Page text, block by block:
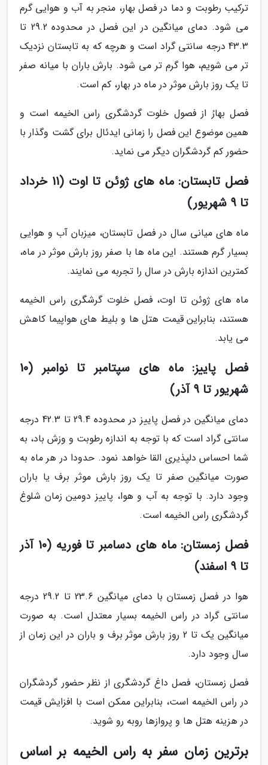
ترکیب رطوبت و دما در فصل بهار، منجر به آب و هوایی گرم
می شود. دمای میانگین در این فصل در محدوده 29.2 تا
43.3 درجه سانتی گراد است و هرچه که به تابستان نزدیک
تر می شویم، هوا گرم تر می شود. بارش باران با میانه صفر
تا یک روز بارش موثر در ماه در بهار، کم است.
فصل بهارُ از فصول خلوت گردشگری راس الخیمه است و
همین موضوع این فصل را زمانی ایدئال برای گشت وگذار با
حضور کم گردشگران دیگر می نماید.
فصل تابستان: ماه های ژوئن تا اوت (11 خرداد
تا 9 شهریور)
ماه های میانی سال در فصل تابستان، میزبان آب و هوایی
بسیار گرم هستند. این ماه ها با صفر روز بارش موثر در ماه،
کمترین اندازه بارش در سال را تجربه می نمایند.
ماه های ژوئن تا اوت، فصل خلوت گرشگری راس الخیمه
هستند، بنابراین قیمت هتل ها و بلیط های هواپیما کاهش
می یابد.
فصل پاییز: ماه های سپتامبر تا نوامبر (10
شهریور تا 9 آذر)
دمای میانگین در فصل پاییز در محدوده 29.4 تا 42.3 درجه
سانتی گراد است که با توجه به اندازه رطوبت و وزش باد، به
شما احساس دلپذیری القا خواهد نمود. حدودا در هر ماه به
صورت میانگین صفر تا یک روز بارش موثر برف یا باران
وجود دارد. با توجه به آب و هوا، پاییز دومین زمان شلوغ
گردشگری راس الخیمه است.
فصل زمستان: ماه های دسامبر تا فوریه (10 آذر
تا 9 اسفند)
هوا در فصل زمستان با دمای میانگین 23.6 تا 29.2 درجه
سانتی گراد در راس الخیمه بسیار معتدل است. به صورت
میانگین یک تا 2 روز بارش موثر برف و باران در این زمان از
سال وجود دارد.
فصل زمستان، فصل داغ گردشگری از نظر حضور گردشگران
در راس الخیمه است، بنابراین ممکن است با افزایش قیمت
در هزینه هتل ها و پروازها روبه رو شوید.
برترین زمان سفر به راس الخیمه بر اساس